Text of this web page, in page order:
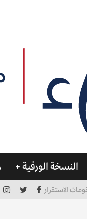
النسخة الورقية
الاستقرار